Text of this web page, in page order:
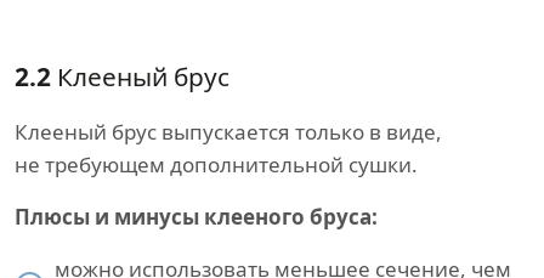
2.2 Клееный брус
Клееный брус выпускается только в виде,
не требующем дополнительной сушки.
Плюсы и минусы клееного бруса:
можно использовать меньшее сечение, чем